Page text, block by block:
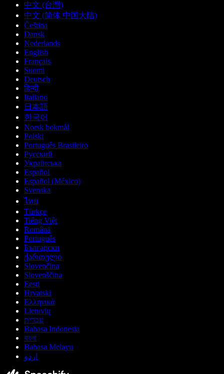
中文 (台灣)
中文 (简体 中国大陆)
Čeština
Dansk
Nederlands
English
Français
Suomi
Deutsch
हिन्दी
Italiano
日本語
한국어
Norsk bokmål
Polski
Português Brasileiro
Русский
Українська
Español
Español (México)
Svenska
ไทย
Türkçe
Tiếng Việt
Română
Português
Български
ქართული
Slovenčina
Slovenščina
Eesti
Hrvatski
Ελληνικά
Lietuvių
עברית
Bahasa Indonesia
বাংলা
Bahasa Melayu
اردو